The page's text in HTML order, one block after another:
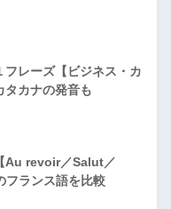
フレーズ【ビジネス・カ
タカナの発音も
Au revoir／Salut／
ランス語を比較